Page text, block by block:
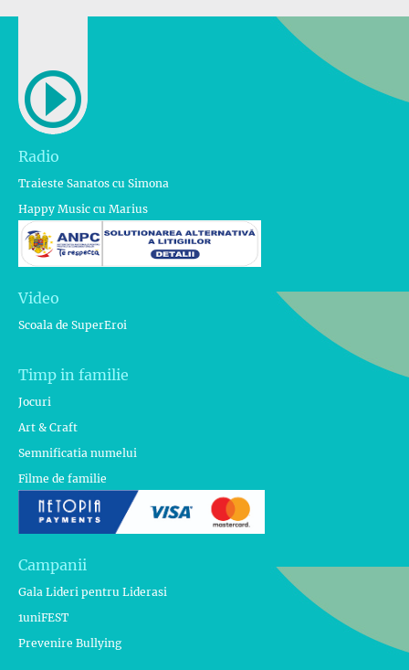
Radio
Traieste Sanatos cu Simona
Happy Music cu Marius
Video
Scoala de SuperEroi
Timp in familie
Jocuri
Art & Craft
Semnificatia numelui
Filme de familie
Campanii
Gala Lideri pentru Liderasi
1uniFEST
Prevenire Bullying